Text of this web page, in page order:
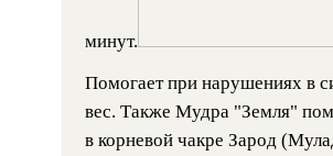
минут.
Помогает при нарушениях в
вес. Также Мудра "Земля"
в корневой чакре Зарод